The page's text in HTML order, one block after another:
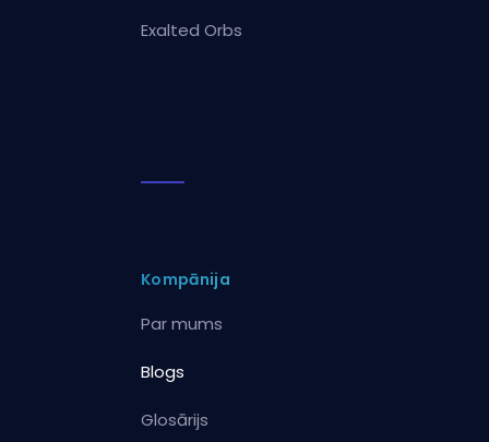
Exalted Orbs
Kompānija
Par mums
Blogs
Glosārijs